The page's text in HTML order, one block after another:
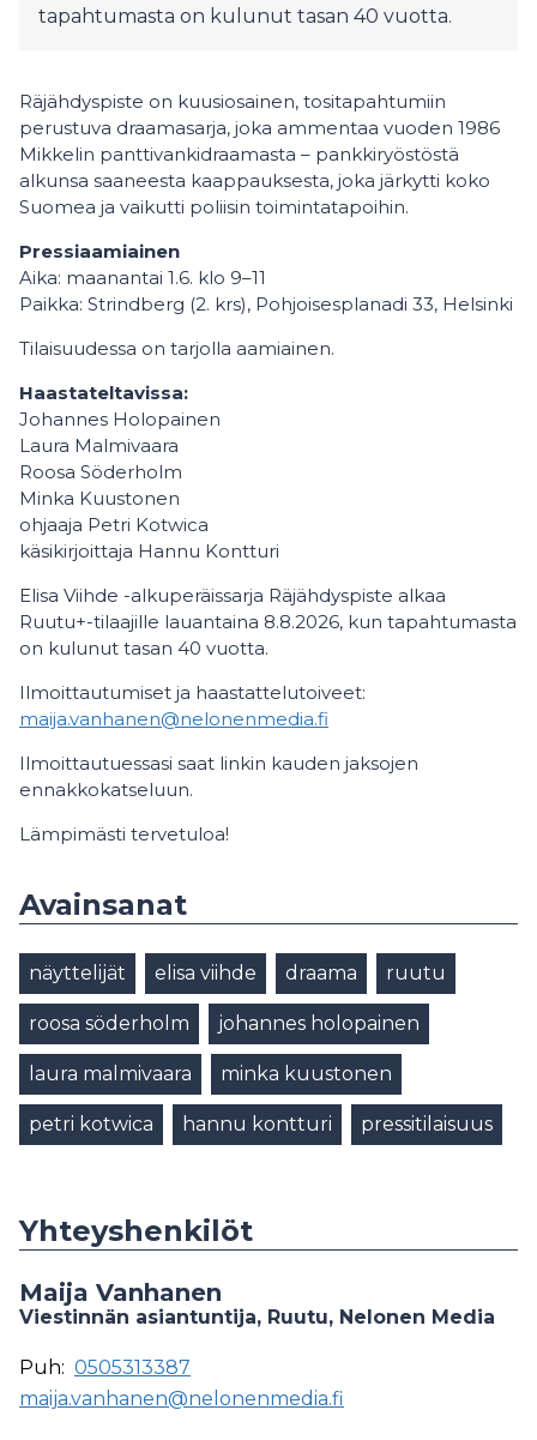
tapahtumasta on kulunut tasan 40 vuotta.
Räjähdyspiste on kuusiosainen, tositapahtumiin
perustuva draamasarja, joka ammentaa vuoden 1986
Mikkelin panttivankidraamasta – pankkiryöstöstä
alkunsa saaneesta kaappauksesta, joka järkytti koko
Suomea ja vaikutti poliisin toimintatapoihin.
Pressiaamiainen
Aika: maanantai 1.6. klo 9–11
Paikka: Strindberg (2. krs), Pohjoisesplanadi 33, Helsinki
Tilaisuudessa on tarjolla aamiainen.
Haastateltavissa:
Johannes Holopainen
Laura Malmivaara
Roosa Söderholm
Minka Kuustonen
ohjaaja Petri Kotwica
käsikirjoittaja Hannu Kontturi
Elisa Viihde -alkuperäissarja Räjähdyspiste alkaa
Ruutu+-tilaajille lauantaina 8.8.2026, kun tapahtumasta
on kulunut tasan 40 vuotta.
Ilmoittautumiset ja haastattelutoiveet:
maija.vanhanen@nelonenmedia.fi
Ilmoittautuessasi saat linkin kauden jaksojen
ennakkokatseluun.
Lämpimästi tervetuloa!
Avainsanat
näyttelijät elisa viihde draama ruutu
roosa söderholm johannes holopainen
laura malmivaara minka kuustonen
petri kotwica hannu kontturi pressitilaisuus
Yhteyshenkilöt
Maija Vanhanen
Viestinnän asiantuntija, Ruutu, Nelonen Media
Puh: 0505313387
maija.vanhanen@nelonenmedia.fi